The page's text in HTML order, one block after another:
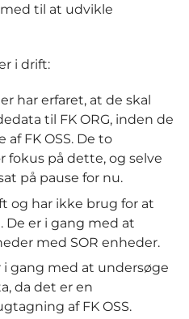
til at udvikle
i drift:
har erfaret, at de skal
til FK ORG, inden de
FK OSS. De to
fokus på dette, og selve
på pause for nu.
og har ikke brug for at
De er i gang med at
med SOR enheder.
gang med at undersøge
da det er en
af FK OSS.